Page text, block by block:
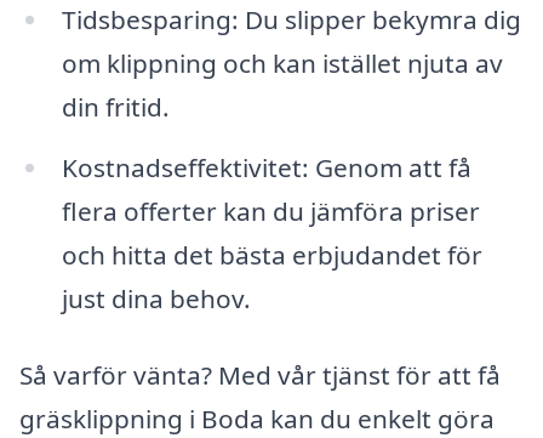
Tidsbesparing: Du slipper bekymra dig
om klippning och kan istället njuta av
din fritid.
Kostnadseffektivitet: Genom att få
flera offerter kan du jämföra priser
och hitta det bästa erbjudandet för
just dina behov.
Så varför vänta? Med vår tjänst för att få
gräsklippning i Boda kan du enkelt göra